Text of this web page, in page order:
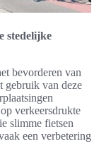
stedelijke
bevorderen van
gebruik van deze
verkeersdrukte
slimme fietsen
een verbetering